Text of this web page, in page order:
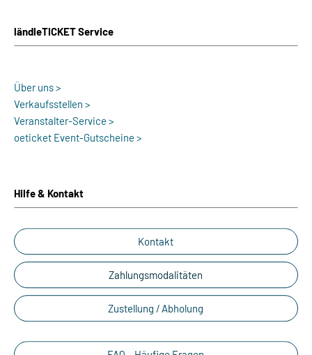
ländleTICKET Service
Über uns >
Verkaufsstellen >
Veranstalter-Service >
oeticket Event-Gutscheine >
Hilfe & Kontakt
Kontakt
Zahlungsmodalitäten
Zustellung / Abholung